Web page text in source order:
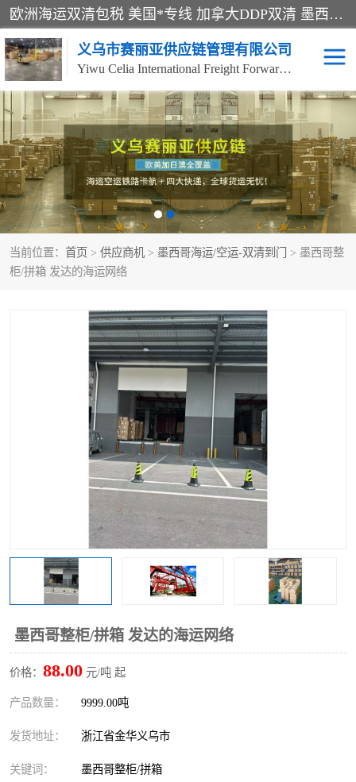
欧洲海运双清包税 美国*专线 加拿大DDP双清 墨西哥跨境空运 澳大利亚专线物流 跨境电商物流服务 国际快递到门服务 海运*渠道 一站式跨境物流解决方案 TikTok/SHEIN专线 电商平台FBA头程运输 国际铁路运输欧洲 UPS/DDHL/联邦快递跨境 美国双清到门物流 跨境*运输
义乌市赛丽亚供应链管理有限公司
Yiwu Celia International Freight Forwarding Co., Ltd
当前位置： 首页 > 供应商机 > 墨西哥海运/空运-双清到门
> 墨西哥整
柜/拼箱 发达的海运网络
墨西哥整柜/拼箱 发达的海运网络
价格： 88.00 元/吨 起
产品数量： 9999.00吨
发货地址： 浙江省金华义乌市
关键词： 墨西哥整柜/拼箱
美森快船 欧洲卡航
加拿大海运/空运-双清到
门
澳大利亚海运/空运-双清
到门
墨西哥海运/空运-双清到
门